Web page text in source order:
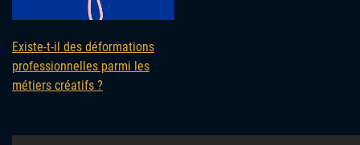
Existe-t-il des déformations
professionnelles parmi les
métiers créatifs ?